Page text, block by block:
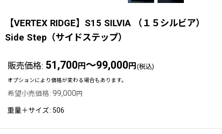
【VERTEX RIDGE】S15 SILVIA （１５シルビア）
Side Step（サイドステップ）
販売価格: 51,700 円 ～99,000 円 (税込)
オプションにより価格が変わる場合もあります。
希望小売価格: 99,000 円
重量＋サイズ: 506